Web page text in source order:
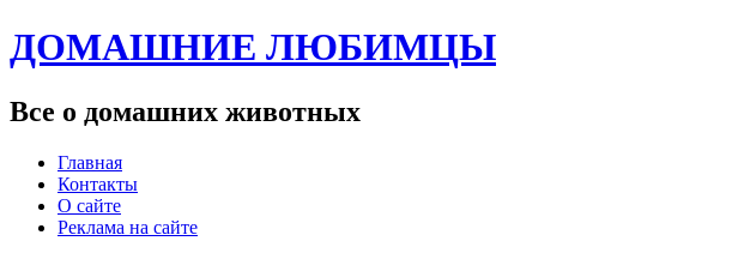
ДОМАШНИЕ ЛЮБИМЦЫ
Все о домашних животных
Главная
Контакты
О сайте
Реклама на сайте